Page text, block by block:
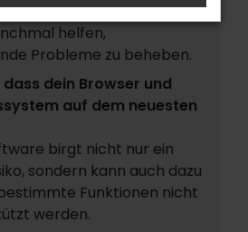
neu.
helfen,
Probleme zu beheben.
dein Browser und
auf dem neuesten
birgt nicht nur ein
sondern kann auch dazu
Funktionen nicht
werden.